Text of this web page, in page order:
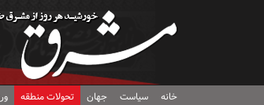
خانه سیاست جهان تحولات منطقه